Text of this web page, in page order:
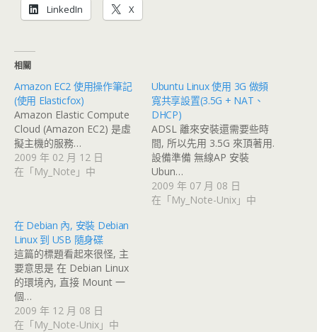
LinkedIn X
相關
Amazon EC2 使用操作筆記
(使用 Elasticfox)
Amazon Elastic Compute
Cloud (Amazon EC2) 是虛
擬主機的服務…
2009 年 02 月 12 日
在「My_Note」中
Ubuntu Linux 使用 3G 做頻
寬共享設置(3.5G + NAT、
DHCP)
ADSL 離來安裝還需要些時
間, 所以先用 3.5G 來頂著用.
設備準備 無線AP 安裝
Ubun…
2009 年 07 月 08 日
在「My_Note-Unix」中
在 Debian 內, 安裝 Debian
Linux 到 USB 隨身碟
這篇的標題看起來很怪, 主
要意思是 在 Debian Linux
的環境內, 直接 Mount 一
個…
2009 年 12 月 08 日
在「My_Note-Unix」中